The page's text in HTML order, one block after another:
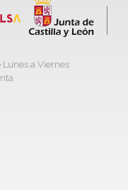
a Viernes